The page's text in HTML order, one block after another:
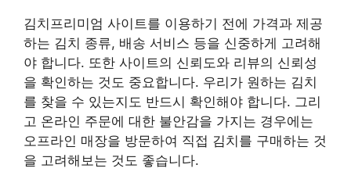
김치프리미엄 사이트를 이용하기 전에 가격과 제공
하는 김치 종류, 배송 서비스 등을 신중하게 고려해
야 합니다. 또한 사이트의 신뢰도와 리뷰의 신뢰성
을 확인하는 것도 중요합니다. 우리가 원하는 김치
를 찾을 수 있는지도 반드시 확인해야 합니다. 그리
고 온라인 주문에 대한 불안감을 가지는 경우에는
오프라인 매장을 방문하여 직접 김치를 구매하는 것
을 고려해보는 것도 좋습니다.